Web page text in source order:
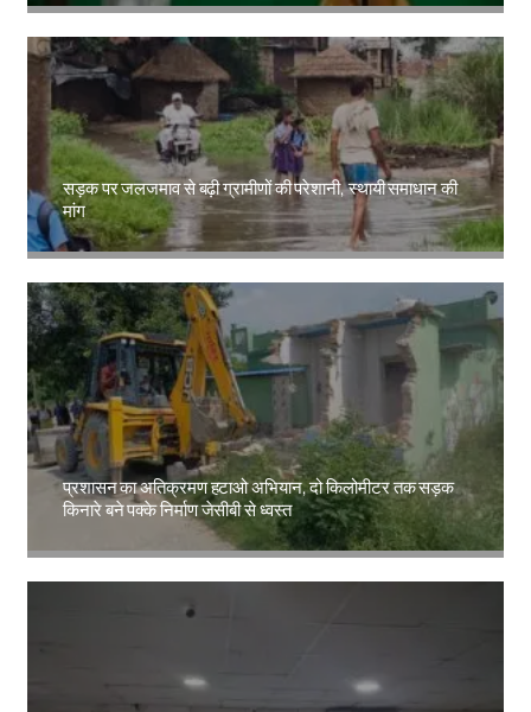
सड़क पर जलजमाव से बढ़ी ग्रामीणों की परेशानी, स्थायी समाधान की
मांग
Amit Lekh
प्रशासन का अतिक्रमण हटाओ अभियान, दो किलोमीटर तक सड़क
किनारे बने पक्के निर्माण जेसीबी से ध्वस्त